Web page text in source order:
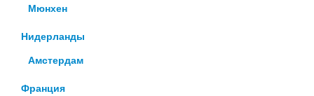
Мюнхен
Нидерланды
Амстердам
Франция